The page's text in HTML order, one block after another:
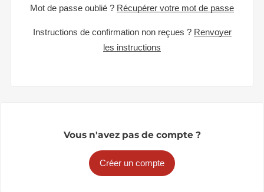
Mot de passe oublié ? Récupérer votre mot de passe
Instructions de confirmation non reçues ? Renvoyer
les instructions
Vous n'avez pas de compte ?
Créer un compte